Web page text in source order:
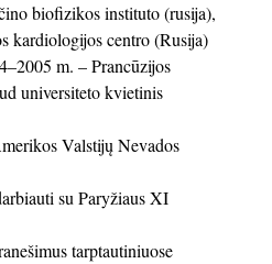
biofizikos instituto (rusija),
kardiologijos centro (Rusija)
m. – Prancūzijos
universiteto kvietinis
Valstijų Nevados
su Paryžiaus XI
tarptautiniuose